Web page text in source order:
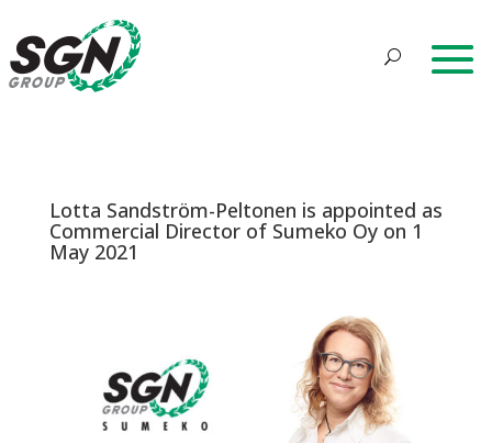
Lotta Sandström-Peltonen is appointed as
Commercial Director of Sumeko Oy on 1
May 2021